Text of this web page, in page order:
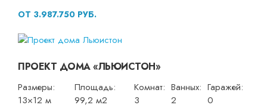
ОТ 3.987.750 РУБ.
ПРОЕКТ ДОМА «ЛЬЮИСТОН»
Размеры:
13×12 м
Площадь:
99,2 м2
Комнат:
3
Ванных:
2
Гаражей:
0